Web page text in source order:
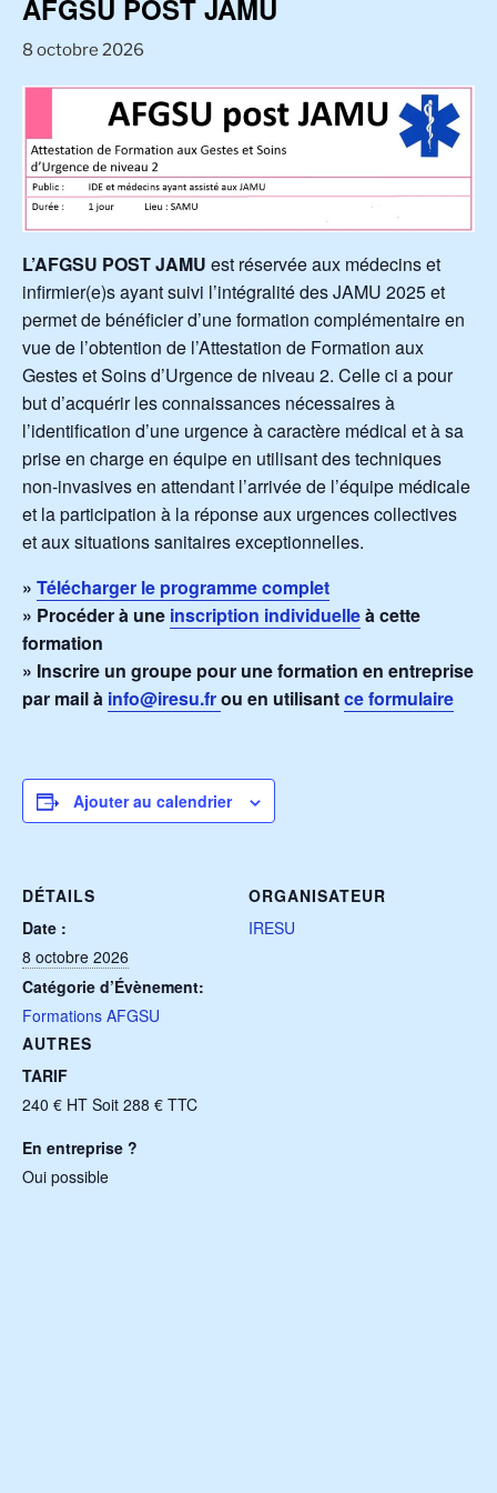
AFGSU POST JAMU
8 octobre 2026
L’AFGSU POST JAMU est réservée aux médecins et
infirmier(e)s ayant suivi l’intégralité des JAMU 2025 et
permet de bénéficier d’une formation complémentaire en
vue de l’obtention de l’Attestation de Formation aux
Gestes et Soins d’Urgence de niveau 2. Celle ci a pour
but d’acquérir les connaissances nécessaires à
l’identification d’une urgence à caractère médical et à sa
prise en charge en équipe en utilisant des techniques
non-invasives en attendant l’arrivée de l’équipe médicale
et la participation à la réponse aux urgences collectives
et aux situations sanitaires exceptionnelles.
» Télécharger le programme complet
» Procéder à une inscription individuelleà cette
formation
» Inscrire un groupe pour une formation en entreprise
par mail à info@iresu.frou en utilisantce formulaire
Ajouter au calendrier
DÉTAILS
Date :
8 octobre 2026
Catégorie d’Évènement:
Formations AFGSU
ORGANISATEUR
IRESU
AUTRES
TARIF
240 € HT Soit 288 € TTC
En entreprise ?
Oui possible